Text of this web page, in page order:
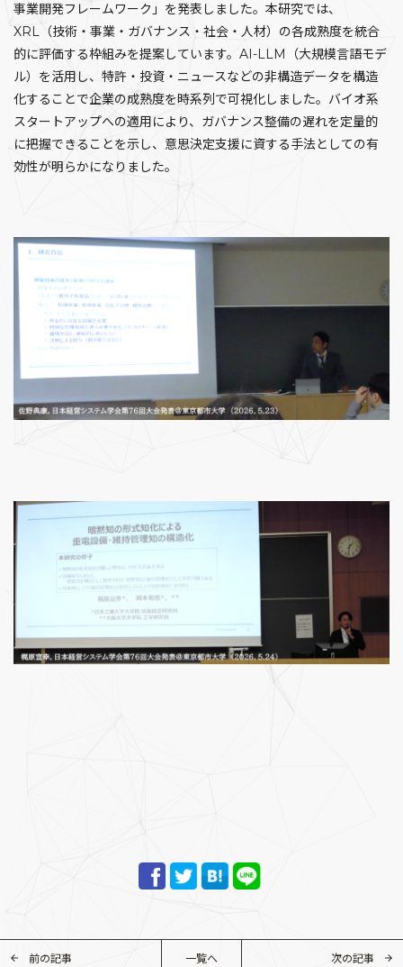
事業開発フレームワーク」を発表しました。本研究では、
XRL（技術・事業・ガバナンス・社会・人材）の各成熟度を統合
的に評価する枠組みを提案しています。AI-LLM（大規模言語モデ
ル）を活用し、特許・投資・ニュースなどの非構造データを構造
化することで企業の成熟度を時系列で可視化しました。バイオ系
スタートアップへの適用により、ガバナンス整備の遅れを定量的
に把握できることを示し、意思決定支援に資する手法としての有
効性が明らかになりました。
前の記事 一覧へ 次の記事